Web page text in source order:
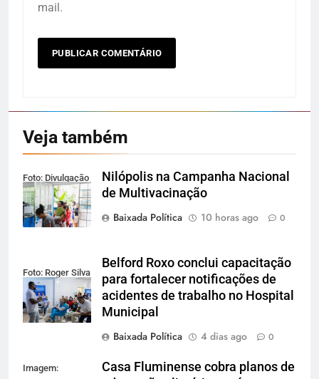
mail.
Veja também
Foto: Divulgação
Nilópolis na Campanha Nacional
de Multivacinação
Baixada Política
10 horas ago 0
Foto: Roger Silva
Belford Roxo conclui capacitação
para fortalecer notificações de
acidentes de trabalho no Hospital
Municipal
Baixada Política
4 dias ago 0
Imagem:
Casa Fluminense cobra planos de